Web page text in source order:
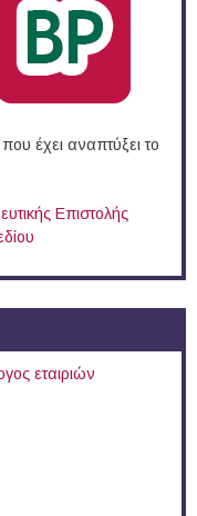
που έχει αναπτύξει το
Επιστολής
εταιριών